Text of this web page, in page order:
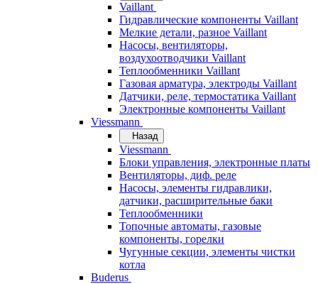
Vaillant
Гидравлические компоненты Vaillant
Мелкие детали, разное Vaillant
Насосы, вентиляторы,
воздухоотводчики Vaillant
Теплообменники Vaillant
Газовая арматура, электроды Vaillant
Датчики, реле, термостатика Vaillant
Электронные компоненты Vaillant
Viessmann
Назад
Viessmann
Блоки управления, электронные платы
Вентиляторы, диф. реле
Насосы, элементы гидравлики,
датчики, расширительные баки
Теплообменники
Топочные автоматы, газовые
компоненты, горелки
Чугунные секции, элементы чистки
котла
Buderus